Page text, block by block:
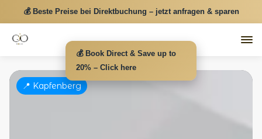
💰 Beste Preise bei Direktbuchung – jetzt anfragen & sparen
📍 Kapfenberg
💰 Book Direct & Save up to
20% – Click here